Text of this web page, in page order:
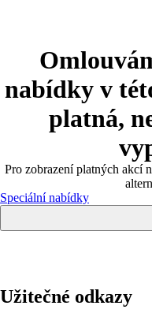
nabídky v
platná,
Pro zobrazení platných akcí
Speciální nabídky
Užitečné odkazy